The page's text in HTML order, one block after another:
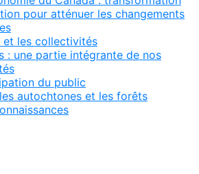
pour atténuer les changements
et les collectivités
: une partie intégrante de nos
du public
autochtones et les forêts